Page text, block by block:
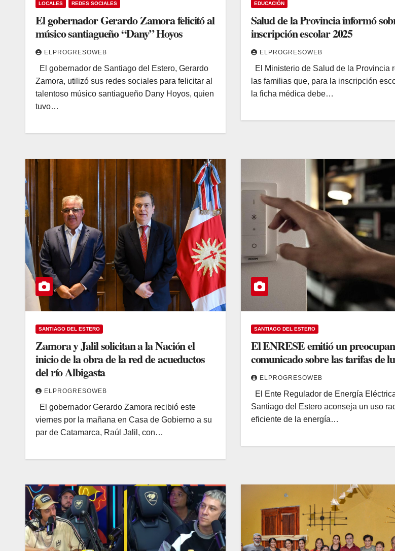
LOCALES REDES SOCIALES
El gobernador Gerardo Zamora felicitó al
músico santiagueño “Dany” Hoyos
ELPROGRESOWEB
El gobernador de Santiago del Estero, Gerardo
Zamora, utilizó sus redes sociales para felicitar al
talentoso músico santiagueño Dany Hoyos, quien
tuvo…
EDUCACIÓN
Salud de la Provincia informó
inscripción escolar 2025
ELPROGRESOWEB
El Ministerio de Salud de la Provincia
las familias que, para la inscripción
la ficha médica debe…
SANTIAGO DEL ESTERO
Zamora y Jalil solicitan a la Nación el
inicio de la obra de la red de acueductos
del río Albigasta
ELPROGRESOWEB
El gobernador Gerardo Zamora recibió este
viernes por la mañana en Casa de Gobierno a su
par de Catamarca, Raúl Jalil, con…
SANTIAGO DEL ESTERO
El ENRESE emitió un
comunicado sobre las tarifas de
ELPROGRESOWEB
El Ente Regulador de Energía
Santiago del Estero aconseja un uso
eficiente de la energía…